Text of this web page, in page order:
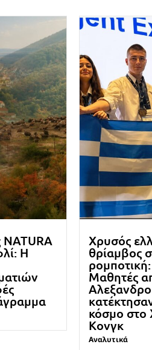
NATURA
Η
Χρυσός
θρίαμβος
ρομποτική:
Μαθητές
κόσμο στο
Κονγκ
Αναλυτικά